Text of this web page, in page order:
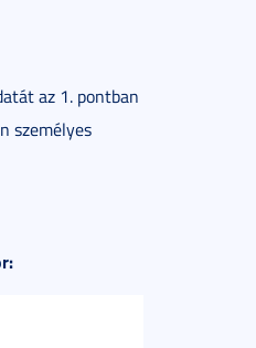
az 1. pontban
személyes